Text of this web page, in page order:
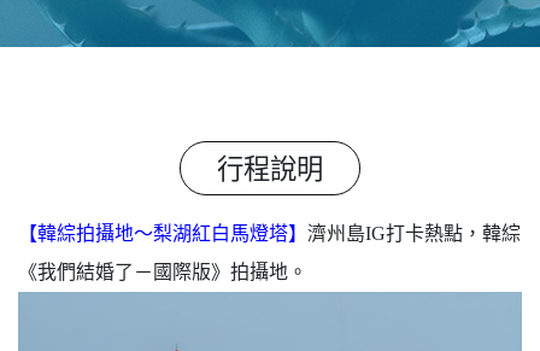
行程說明
【韓綜拍攝地～梨湖紅白馬燈塔】 濟州島IG打卡熱點，韓綜
《我們結婚了－國際版》拍攝地。